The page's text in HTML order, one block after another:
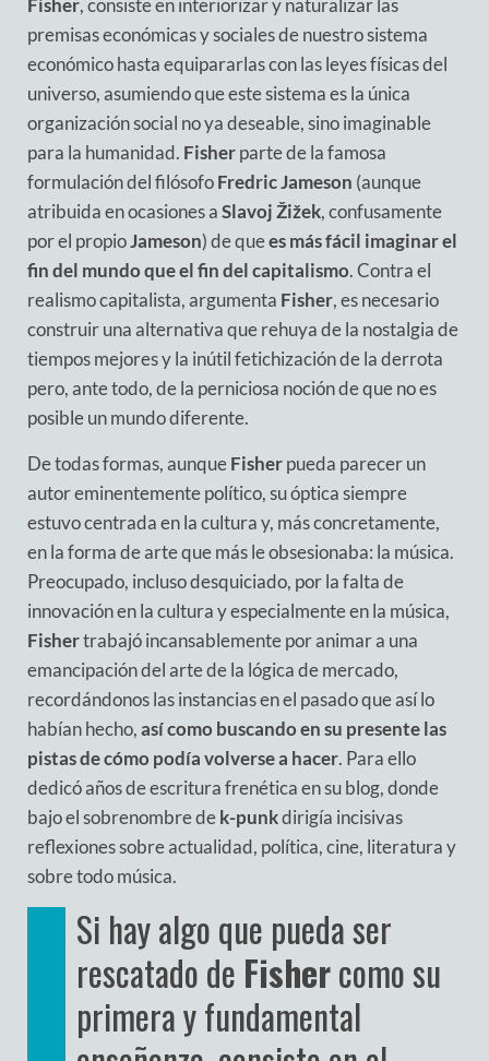
Fisher, consiste en interiorizar y naturalizar las
premisas económicas y sociales de nuestro sistema
económico hasta equipararlas con las leyes físicas del
universo, asumiendo que este sistema es la única
organización social no ya deseable, sino imaginable
para la humanidad. Fisherparte de la famosa
formulación del filósofoFredric Jameson (aunque
atribuida en ocasiones aSlavoj Žižek, confusamente
por el propioJameson) de quees más fácil imaginar el
fin del mundo que el fin del capitalismo. Contra el
realismo capitalista, argumenta Fisher, es necesario
construir una alternativa que rehuya de la nostalgia de
tiempos mejores y la inútil fetichización de la derrota
pero, ante todo, de la perniciosa noción de que no es
posible un mundo diferente.
De todas formas, aunqueFisherpueda parecer un
autor eminentemente político, su óptica siempre
estuvo centrada en la cultura y, más concretamente,
en la forma de arte que más le obsesionaba: la música.
Preocupado, incluso desquiciado, por la falta de
innovación en la cultura y especialmente en la música,
Fishertrabajó incansablemente por animar a una
emancipación del arte de la lógica de mercado,
recordándonos las instancias en el pasado que así lo
habían hecho,así como buscando en su presente las
pistas de cómo podía volverse a hacer. Para ello
dedicó años de escritura frenética en su blog, donde
bajo el sobrenombre dek-punkdirigía incisivas
reflexiones sobre actualidad, política, cine, literatura y
sobre todo música.
Si hay algo que pueda ser
rescatado de Fishercomo su
primera y fundamental